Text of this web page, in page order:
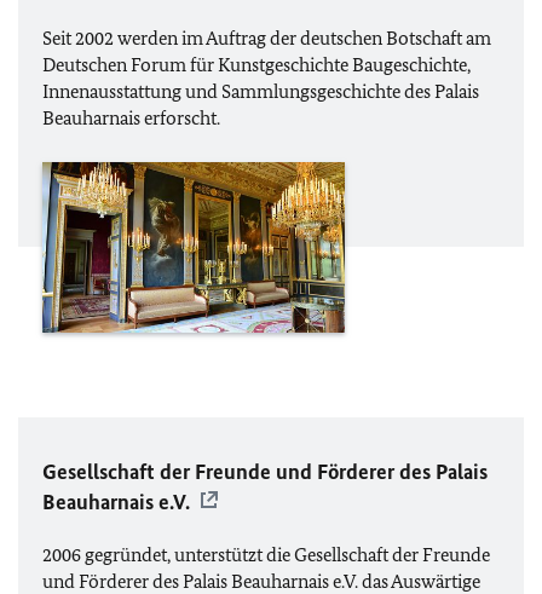
Seit 2002 werden im Auftrag der deutschen Botschaft am
Deutschen Forum für Kunstgeschichte Baugeschichte,
Innenausstattung und Sammlungsgeschichte desPalais
Beauharnaiserforscht.
Gesellschaft der Freunde und Förderer des Palais
Beauharnaise.V.
2006 gegründet, unterstützt dieGesellschaft der Freunde
und Förderer desPalais Beauharnaise.V.das Auswärtige